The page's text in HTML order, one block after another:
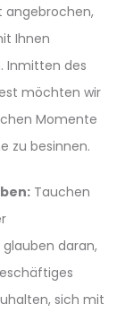
angebrochen,
Ihnen
Inmitten des
möchten wir
Momente
zu besinnen.
Tauchen
glauben daran,
sich mit